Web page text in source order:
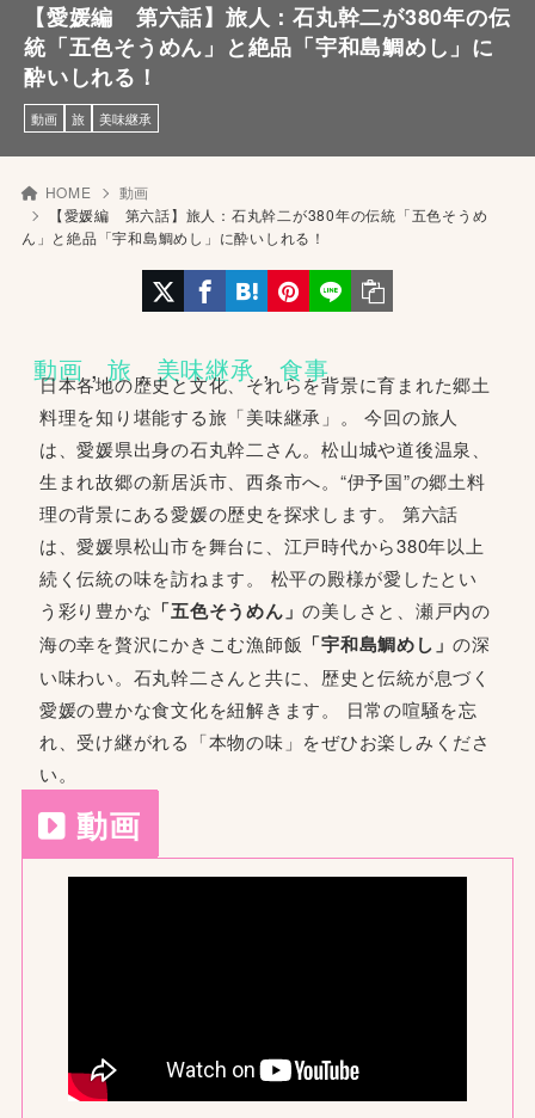
【愛媛編 第六話】旅人：石丸幹二が380年の伝
統「五色そうめん」と絶品「宇和島鯛めし」に
酔いしれる！
動画 旅 美味継承
HOME
動画
【愛媛編 第六話】旅人：石丸幹二が380年の伝統「五色そうめ
ん」と絶品「宇和島鯛めし」に酔いしれる！
動画 , 旅 , 美味継承 , 食事
日本各地の歴史と文化、それらを背景に育まれた郷土
料理を知り堪能する旅「美味継承」。 今回の旅人
は、愛媛県出身の石丸幹二さん。松山城や道後温泉、
生まれ故郷の新居浜市、西条市へ。“伊予国”の郷土料
理の背景にある愛媛の歴史を探求します。 第六話
は、愛媛県松山市を舞台に、江戸時代から380年以上
続く伝統の味を訪ねます。 松平の殿様が愛したとい
う彩り豊かな 「五色そうめん」の美しさと、瀬戸内の
海の幸を贅沢にかきこむ漁師飯 「宇和島鯛めし」の深
い味わい。石丸幹二さんと共に、歴史と伝統が息づく
愛媛の豊かな食文化を紐解きます。 日常の喧騒を忘
れ、受け継がれる「本物の味」をぜひお楽しみくださ
い。
動画